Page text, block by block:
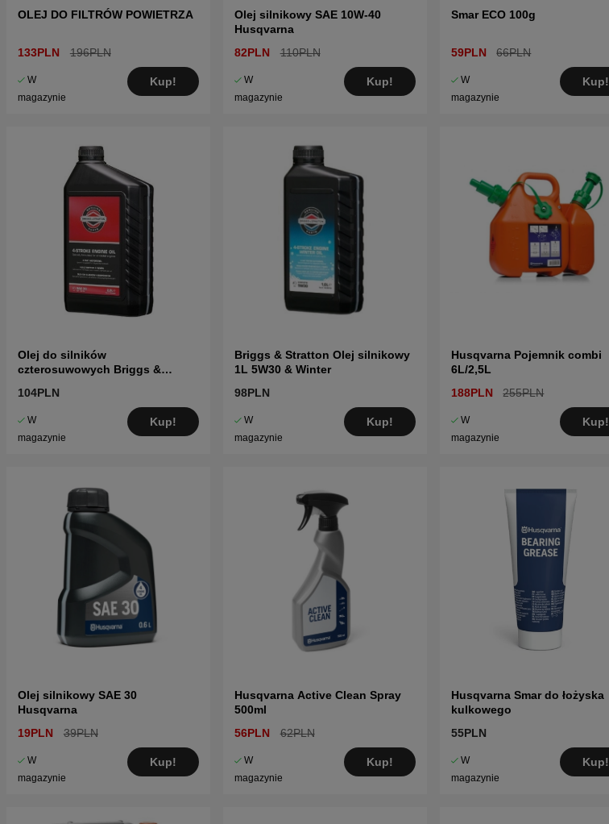
OLEJ DO FILTRÓW POWIETRZA
133PLN 196PLN
W
magazynie
Kup!
Olej silnikowy SAE 10W-40
Husqvarna
82PLN
110PLN
W
magazynie
Kup!
Smar ECO 100g
59PLN 66PLN
W
magazynie
Kup!
Olej do silników
czterosuwowych Briggs &
104PLN
W
magazynie
Kup!
Briggs & Stratton Olej silnikowy
1L 5W30 & Winter
98PLN
W
magazynie
Kup!
Husqvarna Pojemnik combi
6L/2,5L
188PLN
255PLN
W
magazynie
Kup!
Olej silnikowy SAE 30
Husqvarna
19PLN
39PLN
W
magazynie
Kup!
Husqvarna Active Clean Spray
500ml
56PLN
62PLN
W
magazynie
Kup!
Husqvarna Smar do łożyska
kulkowego
55PLN
W
magazynie
Kup!